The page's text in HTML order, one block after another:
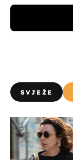
SVJEŽE